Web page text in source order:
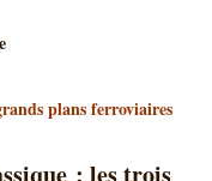
plans ferroviaires